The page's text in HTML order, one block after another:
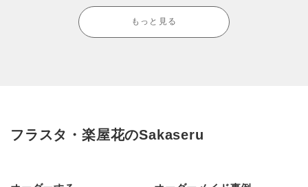
もっと見る
フラスタ・楽屋花のSakaseru